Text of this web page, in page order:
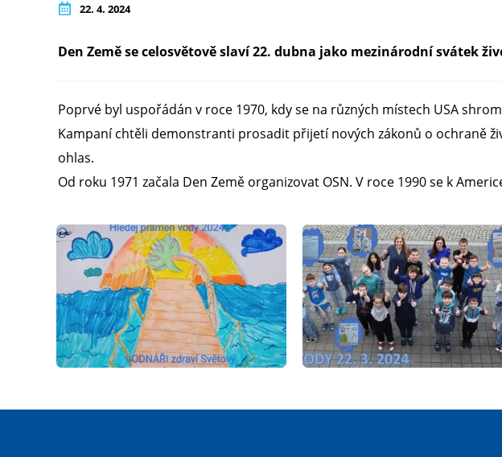
22. 4. 2024
Den Země se celosvětově slaví 22. dubna jako mezinárodní svátek
Poprvé byl uspořádán v roce 1970, kdy se na různých místech USA
Kampaní chtěli demonstranti prosadit přijetí nových zákonů o ochraně
ohlas.
Od roku 1971 začala Den Země organizovat OSN. V roce 1990 se k